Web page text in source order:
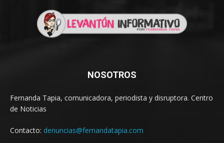
NOSOTROS
Fernanda Tapia, comunicadora, periodista y disruptora. Centro
de Noticias
Contacto: denuncias@fernandatapia.com